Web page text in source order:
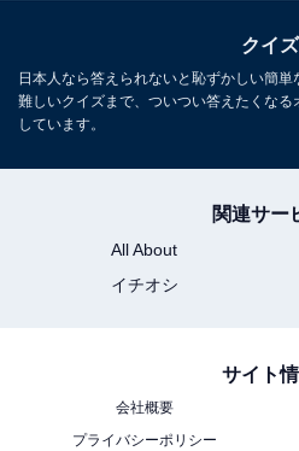
クイズ
日本人なら答えられないと恥ずかしい簡
難しいクイズまで、ついつい答えたくな
しています。
関連サー
All About
イチオシ
サイト
会社概要
プライバシーポリシー